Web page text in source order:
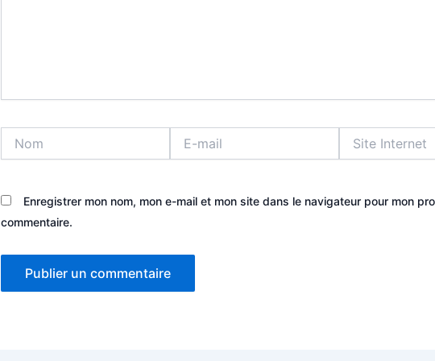
mail
Internet
Enregistrer mon nom, mon e-mail et mon site dans le navigateur pour mon
commentaire.